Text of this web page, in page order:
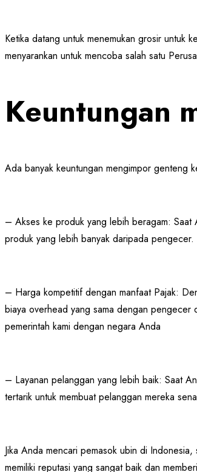
Ketika datang untuk menemukan grosir untuk
menyarankan untuk mencoba salah satu
Keuntungan
Ada banyak keuntungan mengimpor genteng
– Akses ke produk yang lebih beragam: Saat
produk yang lebih banyak daripada pengecer.
– Harga kompetitif dengan manfaat Pajak:
biaya overhead yang sama dengan pengecer
pemerintah kami dengan negara Anda
– Layanan pelanggan yang lebih baik: Saat
tertarik untuk membuat pelanggan mereka
Jika Anda mencari pemasok ubin di
memiliki reputasi yang sangat baik dan